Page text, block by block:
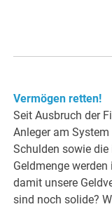
Vermögen retten!
Seit Ausbruch der
Anleger am
Schulden sowie
Geldmenge
damit unsere
sind noch solide?